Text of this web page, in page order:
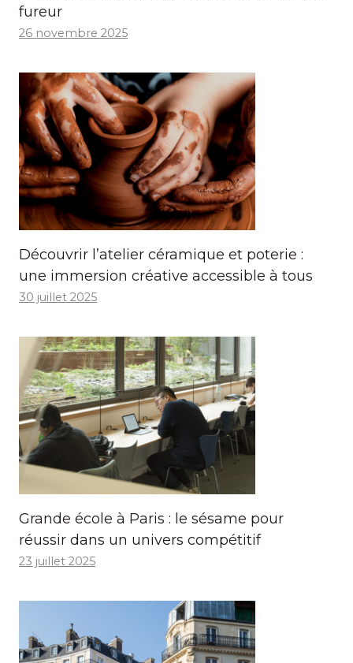
fureur
26 novembre 2025
Découvrir l’atelier céramique et poterie :
une immersion créative accessible à tous
30 juillet 2025
Grande école à Paris : le sésame pour
réussir dans un univers compétitif
23 juillet 2025